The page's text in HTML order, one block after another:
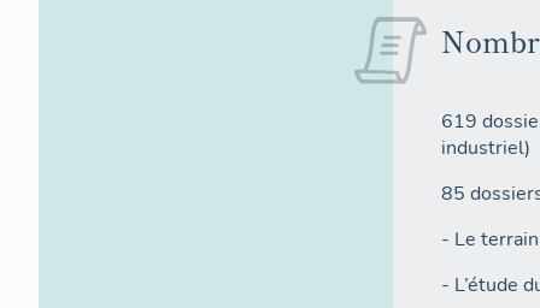
619
industriel)
85
- Le
- L’étude